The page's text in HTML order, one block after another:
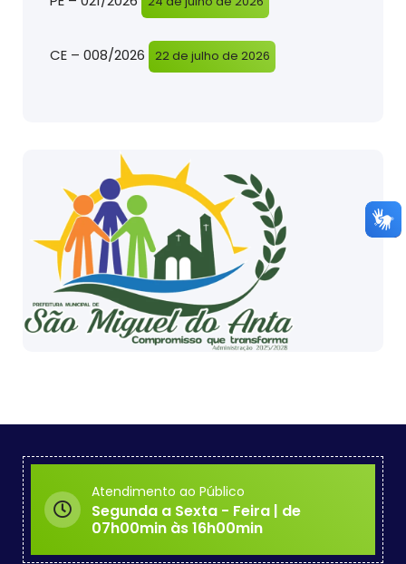
CE – 008/2026 22 de julho de 2026
Atendimento ao Público
Segunda a Sexta - Feira | de
07h00min às 16h00min